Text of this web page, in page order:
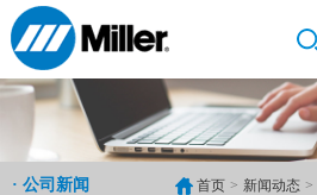
· 公司新闻 首页 > 新闻动态 >